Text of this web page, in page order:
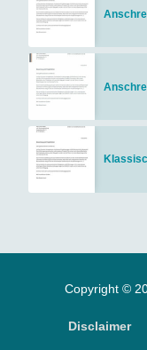
Copyright ©
Disclaimer